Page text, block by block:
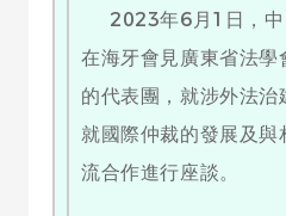
2023年6月1日，
在海牙會見廣東省法學
的代表團，就涉外法治
就國際仲裁的發展及與
流合作進行座談。